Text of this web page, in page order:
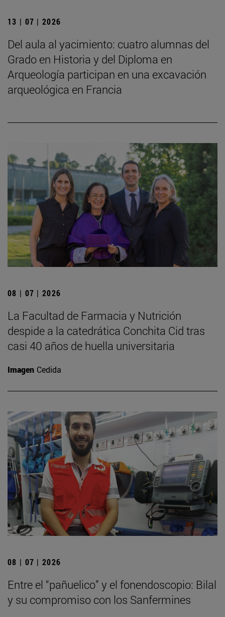
13 | 07 | 2026
Del aula al yacimiento: cuatro alumnas del
Grado en Historia y del Diploma en
Arqueología participan en una excavación
arqueológica en Francia
08 | 07 | 2026
La Facultad de Farmacia y Nutrición
despide a la catedrática Conchita Cid tras
casi 40 años de huella universitaria
Imagen Cedida
08 | 07 | 2026
Entre el “pañuelico” y el fonendoscopio: Bilal
y su compromiso con los Sanfermines